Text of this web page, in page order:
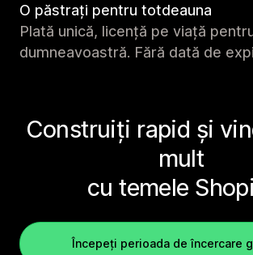
O păstrați pentru totdeauna
Plată unică, licență pe viață
dumneavoastră. Fără dată de
Construiți rapid și
mult
cu temele
Începeți perioada de încercare